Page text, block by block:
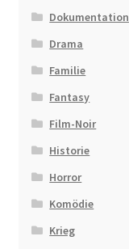
Dokumentation
Drama
Familie
Fantasy
Film-Noir
Historie
Horror
Komödie
Krieg